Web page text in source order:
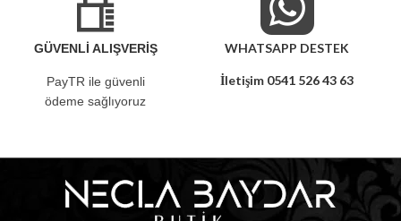
GÜVENLİ ALIŞVERİŞ
PayTR ile güvenli
ödeme sağlıyoruz
WHATSAPP DESTEK
İletişim 0541 526 43 63